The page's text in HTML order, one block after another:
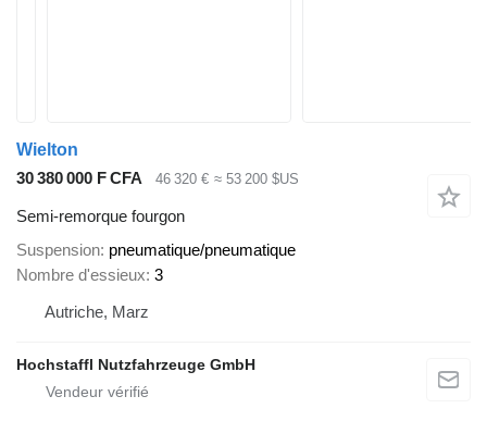
Wielton
30 380 000 F CFA
46 320 € ≈ 53 200 $US
Semi-remorque fourgon
Suspension pneumatique/pneumatique
Nombre d'essieux 3
Autriche, Marz
Hochstaffl Nutzfahrzeuge GmbH